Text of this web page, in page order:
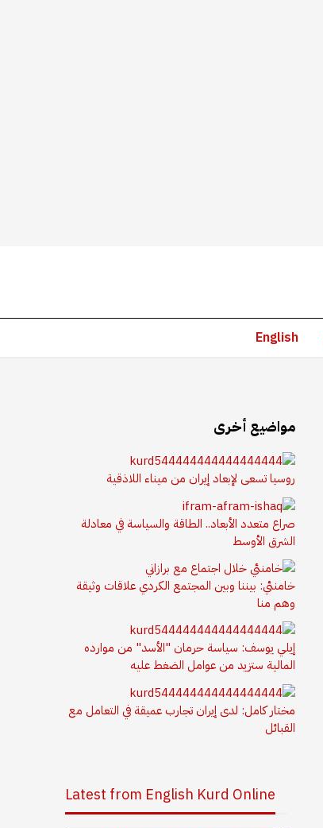
English
مواضيع أخرى
روسيا تسعى لإبعاد إيران من ميناء اللاذقية
صراع متعدد الأبعاد.. الطاقة والسياسة في معادلة
الشرق الأوسط
خامنئي: بيننا وبين المجتمع الكردي علاقات وثيقة
وهم منا
إيلي يوسف: سياسة حرمان "الأسد" من موارده
المالية ستزيد من عوامل الضغط عليه
مختار كامل: لدى إيران تجارب عميقة في التعامل مع
القبائل
Latest from English Kurd Online